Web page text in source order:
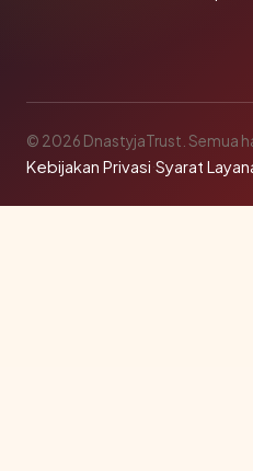
© 2026 DnastyjaTrust. Semua
Kebijakan Privasi·Syarat